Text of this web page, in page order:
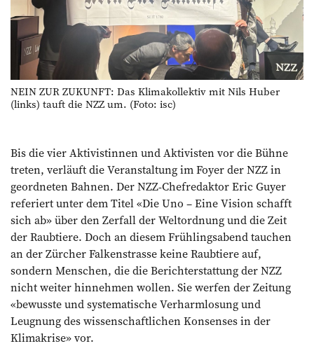
NEIN ZUR ZUKUNFT: Das Klimakollektiv mit Nils Huber
(links) tauft die NZZ um. (Foto: isc)
Bis die vier Aktivistinnen und Aktivisten vor die Bühne
treten, verläuft die Veranstaltung im Foyer der NZZ in
geordneten Bahnen. Der NZZ-Chefredaktor Eric Guyer
referiert unter dem Titel «Die Uno – Eine Vision schafft
sich ab» über den Zerfall der Weltordnung und die Zeit
der Raubtiere. Doch an diesem Frühlingsabend tauchen
an der Zürcher Falkenstrasse keine Raubtiere auf,
sondern Menschen, die die Berichterstattung der NZZ
nicht weiter hinnehmen wollen. Sie werfen der Zeitung
«bewusste und systematische Verharmlosung und
Leugnung des wissenschaftlichen Konsenses in der
Klimakrise» vor.